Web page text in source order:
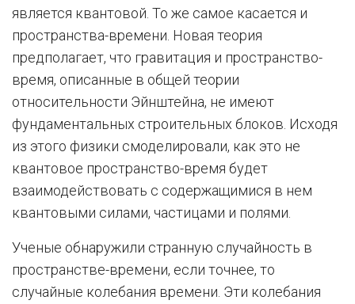
является квантовой. То же самое касается и
пространства-времени. Новая теория
предполагает, что гравитация и пространство-
время, описанные в общей теории
относительности Эйнштейна, не имеют
фундаментальных строительных блоков. Исходя
из этого физики смоделировали, как это не
квантовое пространство-время будет
взаимодействовать с содержащимися в нем
квантовыми силами, частицами и полями.
Ученые обнаружили странную случайность в
пространстве-времени, если точнее, то
случайные колебания времени. Эти колебания